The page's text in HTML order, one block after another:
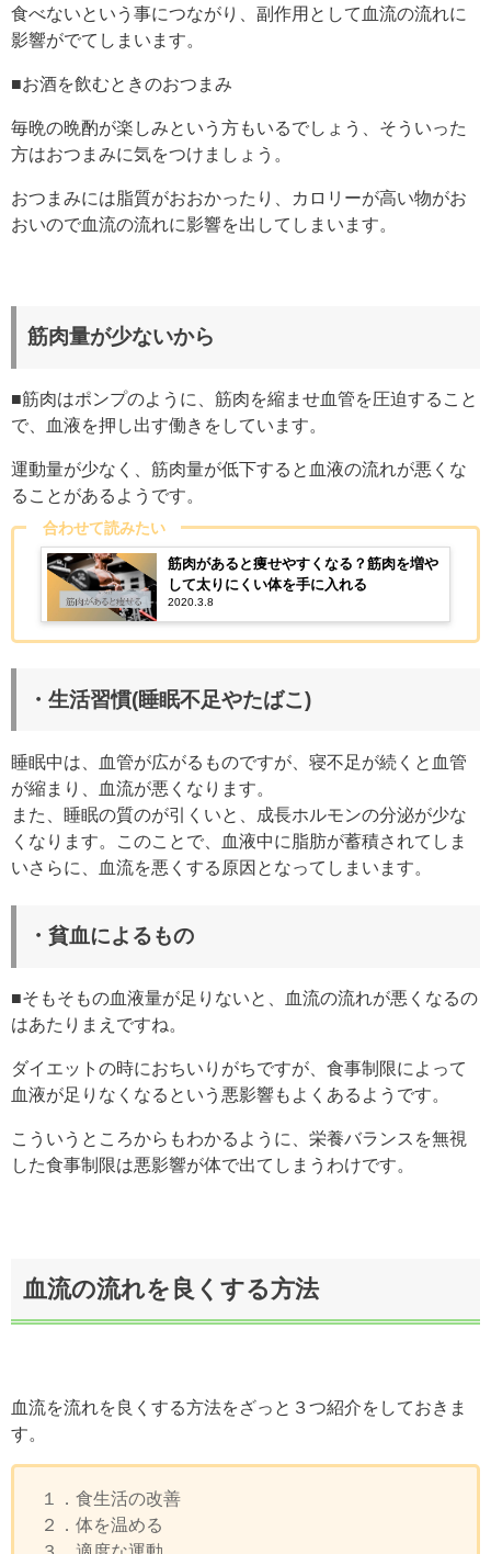
食べないという事につながり、副作用として血流の流れに
影響がでてしまいます。
■お酒を飲むときのおつまみ
毎晩の晩酌が楽しみという方もいるでしょう、そういった
方はおつまみに気をつけましょう。
おつまみには脂質がおおかったり、カロリーが高い物がお
おいので血流の流れに影響を出してしまいます。
筋肉量が少ないから
■筋肉はポンプのように、筋肉を縮ませ血管を圧迫すること
で、血液を押し出す働きをしています。
運動量が少なく、筋肉量が低下すると血液の流れが悪くな
ることがあるようです。
合わせて読みたい
筋肉があると痩せやすくなる？筋肉を増や
して太りにくい体を手に入れる
2020.3.8
・生活習慣(睡眠不足やたばこ )
睡眠中は、血管が広がるものですが、寝不足が続くと血管
が縮まり、血流が悪くなります。
また、 睡眠の質のが引くいと、成長ホルモンの分泌が少な
くなります。このことで、血液中に脂肪が蓄積されてしま
いさらに、血流を悪くする原因となってしまいます。
・貧血によるもの
■そもそもの血液量が足りないと、血流の流れが悪くなるの
はあたりまえですね。
ダイエットの時におちいりがちですが、食事制限によって
血液が足りなくなるという悪影響もよくあるようです。
こういうところからもわかるように、栄養バランスを無視
した食事制限は悪影響が体で出てしまうわけです。
血流の流れを良くする方法
血流を流れを良くする方法をざっと３つ紹介をしておきま
す。
１．食生活の改善
２．体を温める
３．適度な運動